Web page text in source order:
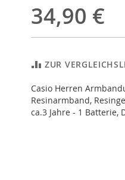
34,90 €
ZUR
Casio Herren
Resinarmband,
ca.3 Jahre - 1 Batterie,